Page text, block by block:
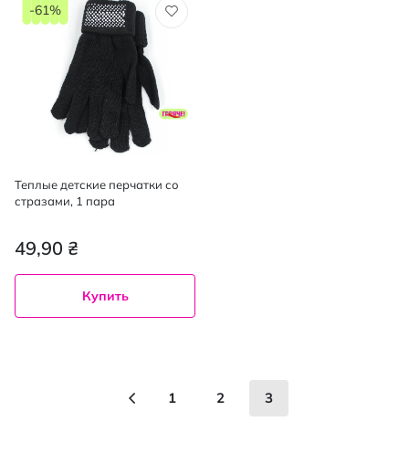
Теплые детские перчатки со
стразами, 1 пара
49,90 ₴
-61%
Купить
Страница
Предыдущее
Страница
1 Страница
2 You're currently
3